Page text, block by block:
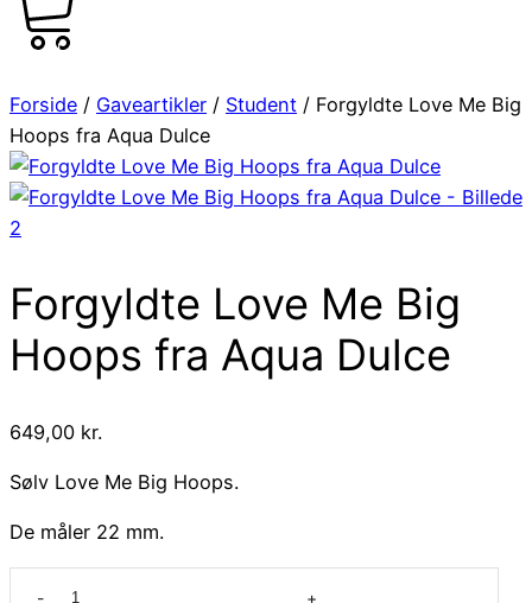
0
0,00 kr.
Forside / Gaveartikler / Student / Forgyldte Love Me Big
Hoops fra Aqua Dulce
Forgyldte Love Me Big
Hoops fra Aqua Dulce
649,00 kr.
Sølv Love Me Big Hoops.
De måler 22 mm.